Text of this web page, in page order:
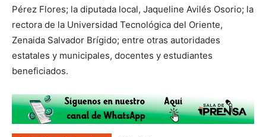
Pérez Flores; la diputada local, Jaqueline Avilés Osorio; la
rectora de la Universidad Tecnológica del Oriente,
Zenaida Salvador Brígido; entre otras autoridades
estatales y municipales, docentes y estudiantes
beneficiados.